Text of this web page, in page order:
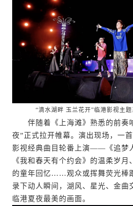
“滴水湖畔 玉兰花开”临港影视主
伴随着《上海滩》熟悉的前奏
夜”正式拉开帷幕。演出现场，一
影视经典曲目轮番上演——《追梦
《我和春天有个约会》的温柔岁月
的童年回忆……观众或挥舞荧光棒
录下动人瞬间，湖风、星光、金曲
临港夏夜最美的画面。